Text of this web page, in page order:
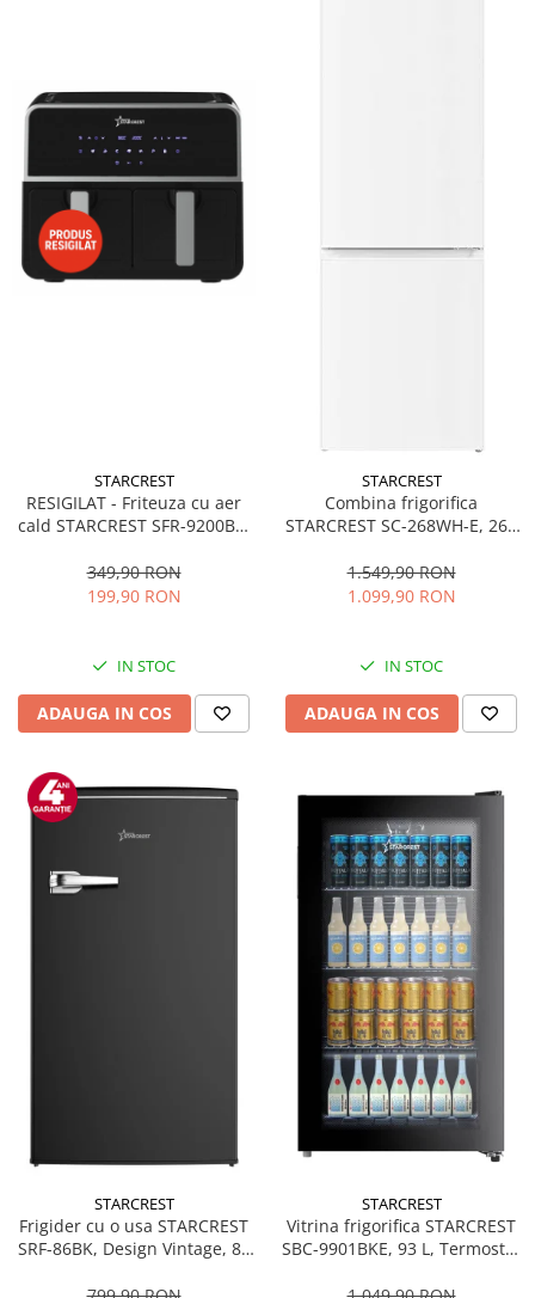
STARCREST
RESIGILAT - Friteuza cu aer
cald STARCREST SFR-9200BK,
Termostat 80 - 200 °C, 8
programe predefinite, Negru
349,90 RON
199,90 RON
IN STOC
ADAUGA IN COS
STARCREST
Combina frigorifica
STARCREST SC-268WH-E, 268
Termostat reglabil, Iluminare
LED, Picioare ajustabile, Usi
1.549,90 RON
1.099,90 RON
IN STOC
ADAUGA IN COS
STARCREST
Frigider cu o usa STARCREST
SRF-86BK, Design Vintage, 85
interioara, H 84 cm, Negru
STARCREST
Vitrina frigorifica STARCREST
SBC-9901BKE, 93 L, Termostat
sticla, H 84.5 cm, Negru